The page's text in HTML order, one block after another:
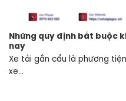
Những quy định bắt buộc
nay
Xe tải gắn cẩu là phương
xe...